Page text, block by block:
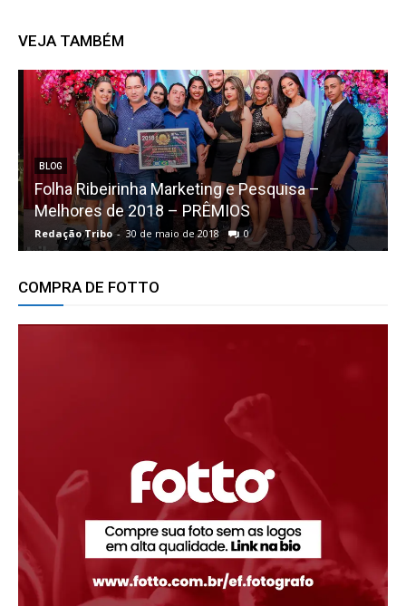
VEJA TAMBÉM
BLOG
Folha Ribeirinha Marketing e Pesquisa –
Melhores de 2018 – PRÊMIOS
Redação Tribo - 30 de maio de 2018 0
COMPRA DE FOTTO